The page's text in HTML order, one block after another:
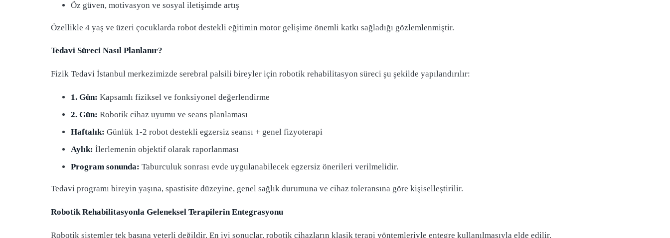
Öz güven, motivasyon ve sosyal iletişimde artış
Özellikle 4 yaş ve üzeri çocuklarda robot destekli eğitimin motor gelişime önemli katkı sağladığı gözlemlenmiştir.
Tedavi Süreci Nasıl Planlanır?
Fizik Tedavi İstanbul merkezimizde serebral palsili bireyler için robotik rehabilitasyon süreci şu şekilde yapılandırılır:
1. Gün: Kapsamlı fiziksel ve fonksiyonel değerlendirme
2. Gün: Robotik cihaz uyumu ve seans planlaması
Haftalık: Günlük 1-2 robot destekli egzersiz seansı + genel fizyoterapi
Aylık: İlerlemenin objektif olarak raporlanması
Program sonunda: Taburculuk sonrası evde uygulanabilecek egzersiz önerileri verilmelidir.
Tedavi programı bireyin yaşına, spastisite düzeyine, genel sağlık durumuna ve cihaz toleransına göre kişiselleştirilir.
Robotik Rehabilitasyonla Geleneksel Terapilerin Entegrasyonu
Robotik sistemler tek başına yeterli değildir. En iyi sonuçlar, robotik cihazların klasik terapi yöntemleriyle entegre kullanılmasıyla elde edilir.